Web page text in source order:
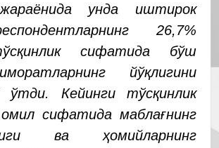
унда иштирок
26,7%
сифатида бўш
йўқлигини
ўтди. Кейинги тўсқинлик
омил сифатида маблағнинг
ва ҳомийларнинг